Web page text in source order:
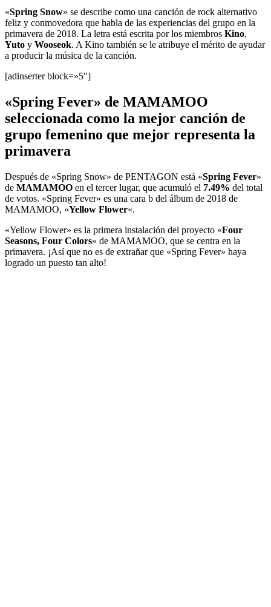
«Spring Snow» se describe como una canción de rock alternativo
feliz y conmovedora que habla de las experiencias del grupo en la
primavera de 2018. La letra está escrita por los miembros Kino,
Yuto y Wooseok. A Kino también se le atribuye el mérito de ayudar
a producir la música de la canción.
[adinserter block=»5″]
«Spring Fever» de MAMAMOO
seleccionada como la mejor canción de
grupo femenino que mejor representa la
primavera
Después de «Spring Snow» de PENTAGON está «Spring Fever»
de MAMAMOO en el tercer lugar, que acumuló el 7.49% del total
de votos. «Spring Fever» es una cara b del álbum de 2018 de
MAMAMOO, «Yellow Flower«.
«Yellow Flower» es la primera instalación del proyecto «Four
Seasons, Four Colors» de MAMAMOO, que se centra en la
primavera. ¡Así que no es de extrañar que «Spring Fever» haya
logrado un puesto tan alto!